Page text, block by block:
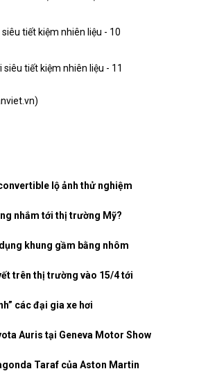
lộ ảnh thử nghiệm
nhắm tới thị trường Mỹ?
khung gầm bằng nhôm
trên thị trường vào 15/4 tới
các đại gia xe hơi
Auris tại Geneva Motor Show
Taraf của Aston Martin